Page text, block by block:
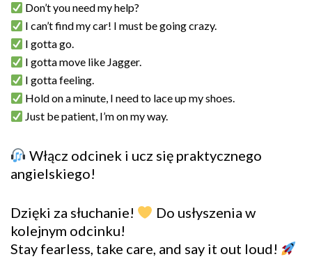
Don’t you need my help?
I can’t find my car! I must be going crazy.
I gotta go.
I gotta move like Jagger.
I gotta feeling.
Hold on a minute, I need to lace up my shoes.
Just be patient, I’m on my way.
Włącz odcinek i ucz się praktycznego
angielskiego!
Dzięki za słuchanie!
Do usłyszenia w
kolejnym odcinku!
Stay fearless, take care, and say it out loud!